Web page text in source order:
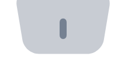
API Bitnovo
Integre nossa API no